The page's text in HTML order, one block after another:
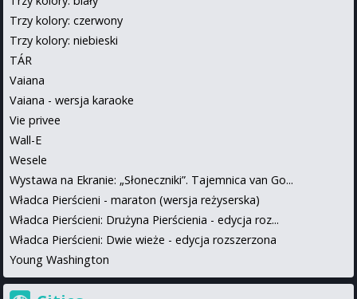
Trzy kolory: czerwony
Trzy kolory: niebieski
TÁR
Vaiana
Vaiana - wersja karaoke
Vie privee
Wall-E
Wesele
Wystawa na Ekranie: „Słoneczniki”. Tajemnica van Go...
Władca Pierścieni - maraton (wersja reżyserska)
Władca Pierścieni: Drużyna Pierścienia - edycja roz...
Władca Pierścieni: Dwie wieże - edycja rozszerzona
Young Washington